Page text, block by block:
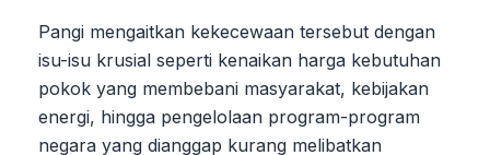
Pangi mengaitkan kekecewaan tersebut dengan
isu-isu krusial seperti kenaikan harga kebutuhan
pokok yang membebani masyarakat, kebijakan
energi, hingga pengelolaan program-program
negara yang dianggap kurang melibatkan